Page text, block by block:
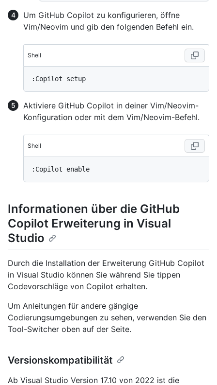
Um GitHub Copilot zu konfigurieren, öffne
Vim/Neovim und gib den folgenden Befehl ein.
Shell
Aktiviere GitHub Copilot in deiner Vim/Neovim-
Konfiguration oder mit dem Vim/Neovim-Befehl.
Shell
Informationen über die GitHub
Copilot Erweiterung in Visual
Studio
Durch die Installation der Erweiterung GitHub Copilot
in Visual Studio können Sie während Sie tippen
Codevorschläge von Copilot erhalten.
Um Anleitungen für andere gängige
Codierungsumgebungen zu sehen, verwenden Sie den
Tool-Switcher oben auf der Seite.
Versionskompatibilität
Ab Visual Studio Version 17.10 von 2022 ist die